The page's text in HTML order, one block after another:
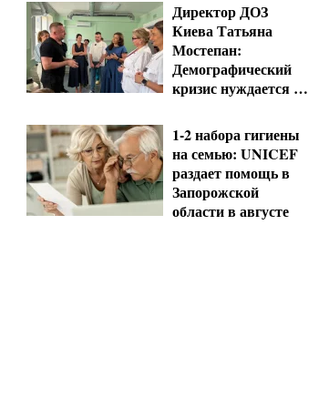
Директор ДОЗ
Киева Татьяна
Мостепан:
Демографический
кризис нуждается в
уже сегодня
1-2 набора гигиены
на семью: UNICEF
раздает помощь в
Запорожской
области в августе